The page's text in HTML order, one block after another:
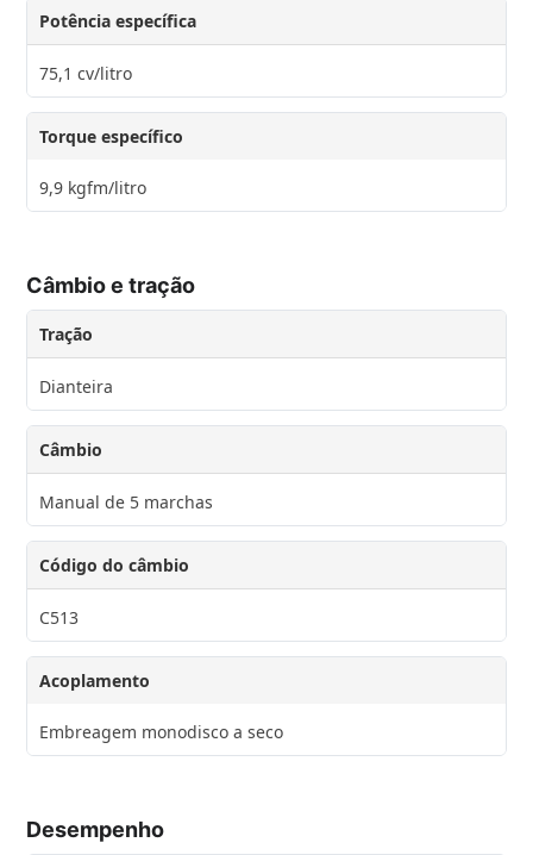
Potência específica
75,1 cv/litro
Torque específico
9,9 kgfm/litro
Câmbio e tração
Tração
Dianteira
Câmbio
Manual de 5 marchas
Código do câmbio
C513
Acoplamento
Embreagem monodisco a seco
Desempenho